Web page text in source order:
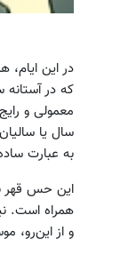
در این
که در آستانه
معمولی و
سال یا
به عبارت
این حس قهر
همراه است.
و از این‌رو،